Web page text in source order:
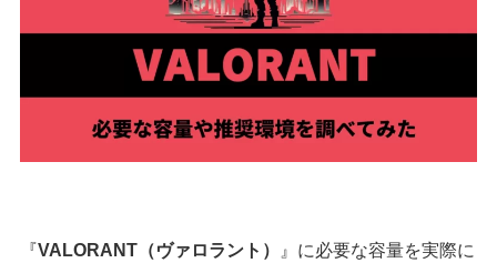
『VALORANT（ヴァロラント）
』に必要な容量を実際に